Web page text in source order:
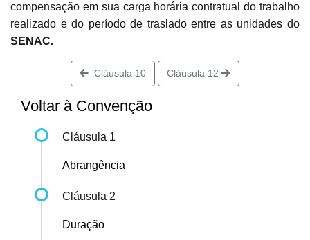
compensação em sua carga horária contratual do trabalho
realizado e do período de traslado entre as unidades do
SENAC.
Cláusula 10 Cláusula 12
Voltar à Convenção
Cláusula 1
Abrangência
Cláusula 2
Duração